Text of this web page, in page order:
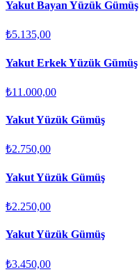
Yakut Bayan Yüzük Gümüş
₺5.135,00
Yakut Erkek Yüzük Gümüş
₺11.000,00
Yakut Yüzük Gümüş
₺2.750,00
Yakut Yüzük Gümüş
₺2.250,00
Yakut Yüzük Gümüş
₺3.450,00